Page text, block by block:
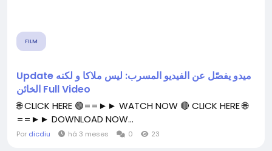
FILM
Update ميدو يفصّل عن الفيديو المسرب: ليس ملاكا و لكنه
الخائن Full Video
🌐 CLICK HERE 🟢==►► WATCH NOW 🔴 CLICK HERE 🌐
==►► DOWNLOAD NOW...
Por dicdiu há 3 meses 0 23